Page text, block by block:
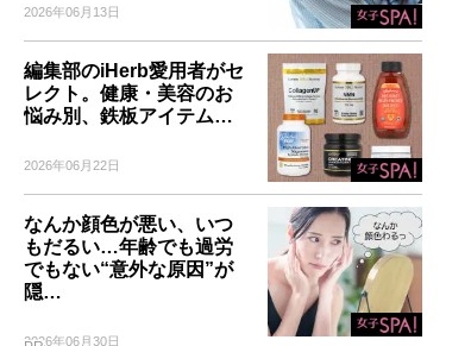
2026年06月13日
編集部のiHerb愛用者がセ
レクト。健康・美容のお
悩み別、鉄板アイテム…
2026年06月22日
なんか顔色が悪い、いつ
もだるい…年齢でも過労
でもない“意外な原因”が
隠…
2026年06月30日